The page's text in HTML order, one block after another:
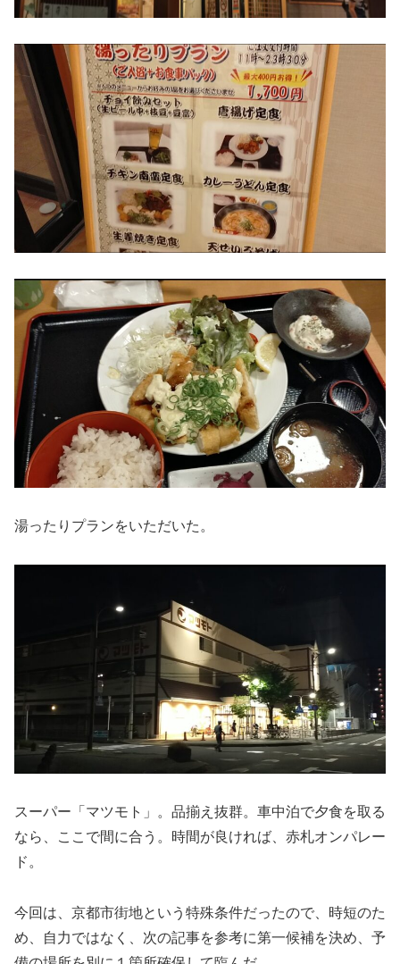
湯ったりプランをいただいた。
スーパー「マツモト」。品揃え抜群。車中泊で夕食を取る
なら、ここで間に合う。時間が良ければ、赤札オンパレー
ド。
今回は、京都市街地という特殊条件だったので、時短のた
め、自力ではなく、次の記事を参考に第一候補を決め、予